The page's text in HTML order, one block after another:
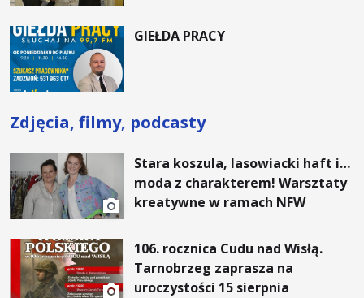
GIEŁDA PRACY
Zdjęcia, filmy, podcasty
Stara koszula, lasowiacki haft i…
moda z charakterem! Warsztaty
kreatywne w ramach NFW
106. rocznica Cudu nad Wisłą.
Tarnobrzeg zaprasza na
uroczystości 15 sierpnia